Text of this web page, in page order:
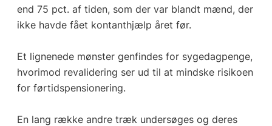
end 75 pct. af tiden, som der var blandt mænd, der
ikke havde fået kontanthjælp året før.
Et lignenede mønster genfindes for sygedagpenge,
hvorimod revalidering ser ud til at mindske risikoen
for førtidspensionering.
En lang række andre træk undersøges og deres